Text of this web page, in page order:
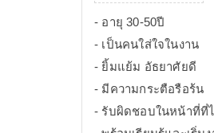
- อายุ 30-50ปี
- เป็นคนใส่ใจในงาน
- ยิ้มแย้ม อัธยาศัยดี
- มีความกระตือรือร้น
- รับผิดชอบในหน้าที่ที่